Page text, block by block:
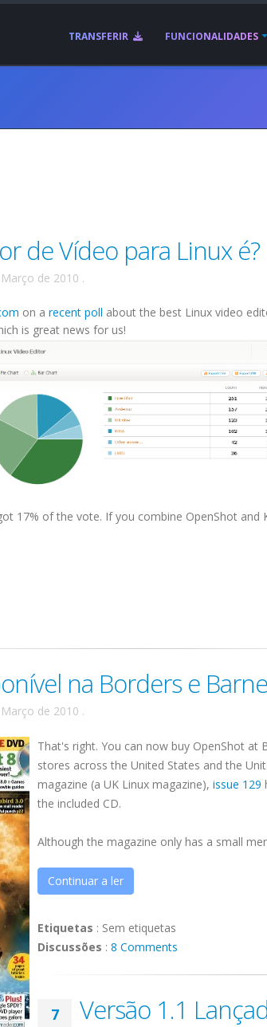
TRANSFERIR FUNCIONALIDADES
de Vídeo para Linux é?
de 2010 .
on a recent poll about the best Linux video
is great news for us!
17% of the vote. If you combine OpenShot and
na Borders e
de 2010 .
That's right. You can now buy OpenShot at
stores across the United States and the
magazine (a UK Linux magazine), issue 129
the included CD.
Although the magazine only has a small
Continuar a ler
Etiquetas : Sem etiquetas
Discussões : 8 Comments
7 Versão 1.1